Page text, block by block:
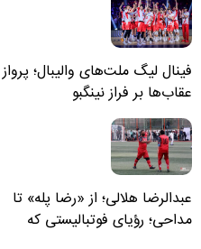
فینال لیگ ملت‌های والیبال؛ پرواز
عقاب‌ها بر فراز نینگبو
عبدالرضا هلالی؛ از «رضا پله» تا
مداحی؛ رؤیای فوتبالیستی که